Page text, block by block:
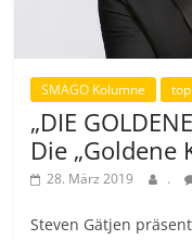
SMAGO Kolumne top
„DIE
Die „Goldene
28. März 2019 .
Steven Gätjen